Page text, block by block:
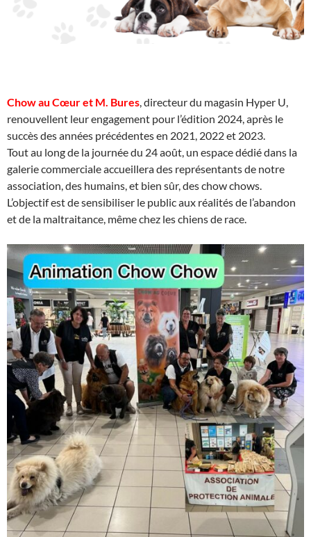
Chow au Cœur et M. Bures, directeur du magasin Hyper U,
renouvellent leur engagement pour l’édition 2024, après le
succès des années précédentes en 2021, 2022 et 2023.
Tout au long de la journée du 24 août, un espace dédié dans la
galerie commerciale accueillera des représentants de notre
association, des humains, et bien sûr, des chow chows.
L’objectif est de sensibiliser le public aux réalités de l’abandon
et de la maltraitance, même chez les chiens de race.